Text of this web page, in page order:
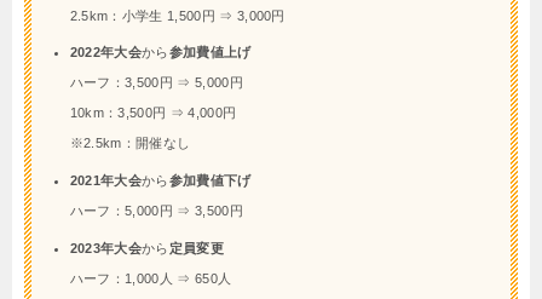
2.5km：小学生 1,500円 ⇒ 3,000円
2022年大会から参加費値上げ
ハーフ：3,500円 ⇒ 5,000円
10km：3,500円 ⇒ 4,000円
※2.5km：開催なし
2021年大会から参加費値下げ
ハーフ：5,000円 ⇒ 3,500円
2023年大会から 定員変更
ハーフ：1,000人 ⇒ 650人